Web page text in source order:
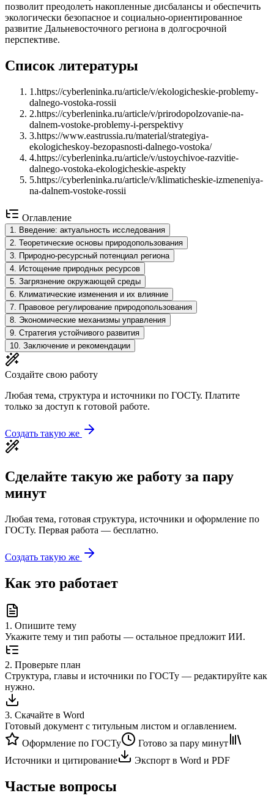
позволит преодолеть накопленные дисбалансы и обеспечить
экологически безопасное и социально-ориентированное
развитие Дальневосточного региона в долгосрочной
перспективе.
Список литературы
1 .https://cyberleninka.ru/article/v/ekologicheskie-problemy-
dalnego-vostoka-rossii
2.https://cyberleninka.ru/article/v/prirodopolzovanie-na-
dalnem-vostoke-problemy-i-perspektivy
3.https://www.eastrussia.ru/material/strategiya-
ekologicheskoy-bezopasnosti-dalnego-vostoka/
4.https://cyberleninka.ru/article/v/ustoychivoe-razvitie-
dalnego-vostoka-ekologicheskie-aspekty
5.https://cyberleninka.ru/article/v/klimaticheskie-izmeneniya-
na-dalnem-vostoke-rossii
Оглавление
1
Введение: актуальность исследования
2 Теоретические основы природопользования
3
Природно-ресурсный потенциал региона
4
Истощение природных ресурсов
5 Загрязнение окружающей среды
6
Климатические изменения и их влияние
7
Правовое регулирование природопользования
8 Экономические механизмы управления
9 Стратегия устойчивого развития
10 Заключение и рекомендации
Создайте свою работу
Любая тема, структура и источники по ГОСТу. Платите
только за доступ к готовой работе.
Создать такую же
Сделайте такую же работу за пару
минут
Любая тема, готовая структура, источники и оформление по
ГОСТу. Первая работа — бесплатно.
Создать такую же
Как это работает
1. Опишите тему
Укажите тему и тип работы — остальное предложит ИИ.
2. Проверьте план
Структура, главы и источники по ГОСТу — редактируйте как
нужно.
3. Скачайте в Word
Готовый документ с титульным листом и оглавлением.
Оформление по ГОСТу
Готово за пару минут
Источники и цитирование
Экспорт в Word и PDF
Частые вопросы